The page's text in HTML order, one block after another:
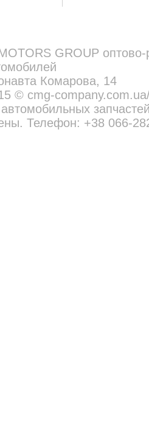
new -
+38 097 692 02 06
GROUP
Комарова, 14
© cmg-
Телефон: +38 066-